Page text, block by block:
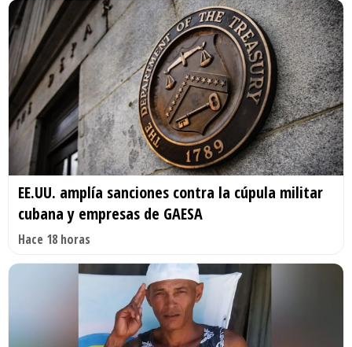
EE.UU. amplía sanciones contra la cúpula militar
cubana y empresas de GAESA
Hace 18 horas